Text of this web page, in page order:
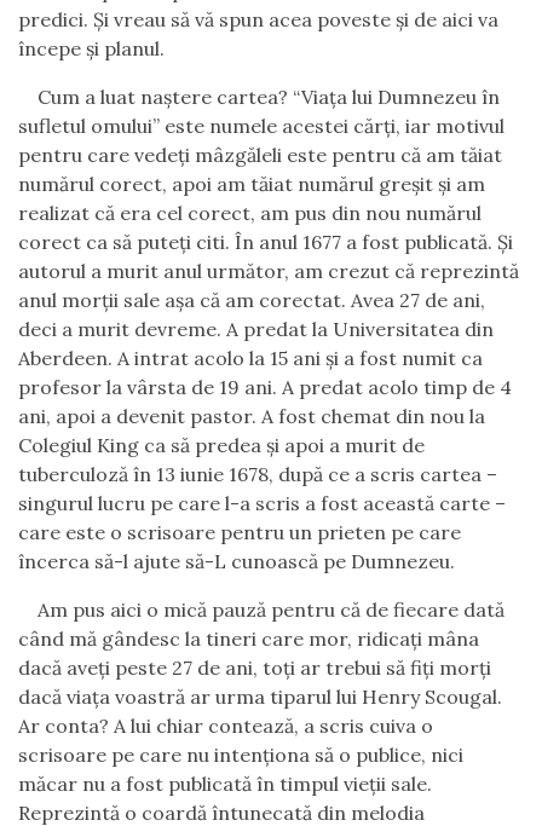
predici. Şi vreau să vă spun acea poveste şi de aici va
începe şi planul.
Cum a luat naştere cartea? “Viaţa lui Dumnezeu în
sufletul omului” este numele acestei cărţi, iar motivul
pentru care vedeţi mâzgăleli este pentru că am tăiat
numărul corect, apoi am tăiat numărul greşit şi am
realizat că era cel corect, am pus din nou numărul
corect ca să puteţi citi. În anul 1677 a fost publicată. Şi
autorul a murit anul următor, am crezut că reprezintă
anul morţii sale aşa că am corectat. Avea 27 de ani,
deci a murit devreme. A predat la Universitatea din
Aberdeen. A intrat acolo la 15 ani şi a fost numit ca
profesor la vârsta de 19 ani. A predat acolo timp de 4
ani, apoi a devenit pastor. A fost chemat din nou la
Colegiul King ca să predea şi apoi a murit de
tuberculoză în 13 iunie 1678, după ce a scris cartea –
singurul lucru pe care l-a scris a fost această carte –
care este o scrisoare pentru un prieten pe care
încerca să-l ajute să-L cunoască pe Dumnezeu.
Am pus aici o mică pauză pentru că de fiecare dată
când mă gândesc la tineri care mor, ridicaţi mâna
dacă aveţi peste 27 de ani, toţi ar trebui să fiţi morţi
dacă viaţa voastră ar urma tiparul lui Henry Scougal.
Ar conta? A lui chiar contează, a scris cuiva o
scrisoare pe care nu intenţiona să o publice, nici
măcar nu a fost publicată în timpul vieţii sale.
Reprezintă o coardă întunecată din melodia